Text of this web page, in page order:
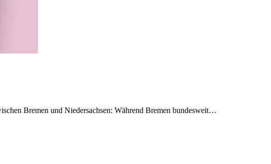
Bremen und Niedersachsen: Während Bremen bundesweit…